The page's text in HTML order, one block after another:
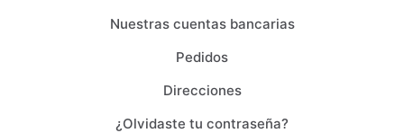
Nuestras cuentas bancarias
Pedidos
Direcciones
¿Olvidaste tu contraseña?